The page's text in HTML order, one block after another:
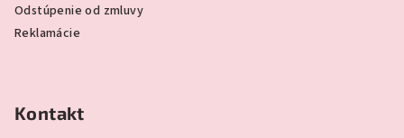
Odstúpenie od zmluvy
Reklamácie
Kontakt